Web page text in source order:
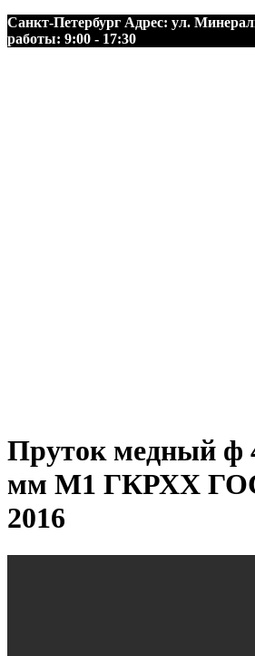
Санкт-Петербург Адрес: ул.
работы: 9:00 - 17:30
Пруток медный ф
мм М1 ГКРХХ
2016